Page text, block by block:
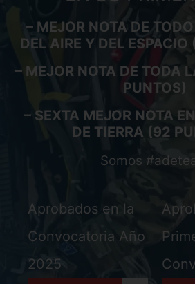
– MEJOR NOTA DE
DEL AIRE Y DEL
– MEJOR NOTA DE TODA
PUNTOS)
– SEXTA MEJOR NOTA
DE TIERRA (92
Somos
Aprobados en la
Convocatoria Año
2025